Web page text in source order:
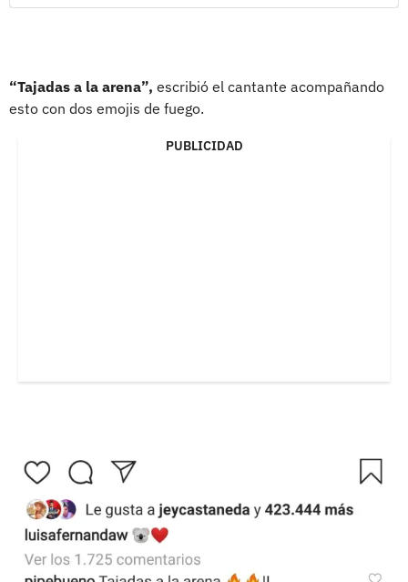
“Tajadas a la arena”, escribió el cantante acompañando
esto con dos emojis de fuego.
PUBLICIDAD